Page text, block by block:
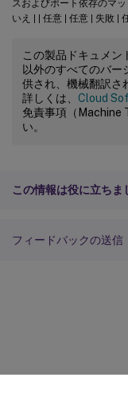
スおよびポート依存のマ
いえ | | 任意 | 任意 | 失敗 |
この製品ドキュメ
以外のすべてのバ
供され、機械翻訳さ
詳しくは、 Cloud
免責事項（Machine
い。
この情報は役に立ちま
フィードバックの送信